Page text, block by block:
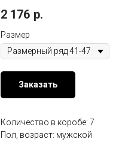
2 176 р.
Размер
Заказать
Количество в коробе: 7
Пол, возраст: мужской